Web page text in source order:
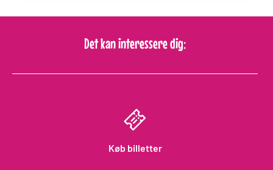
Det kan interessere dig:
Køb billetter